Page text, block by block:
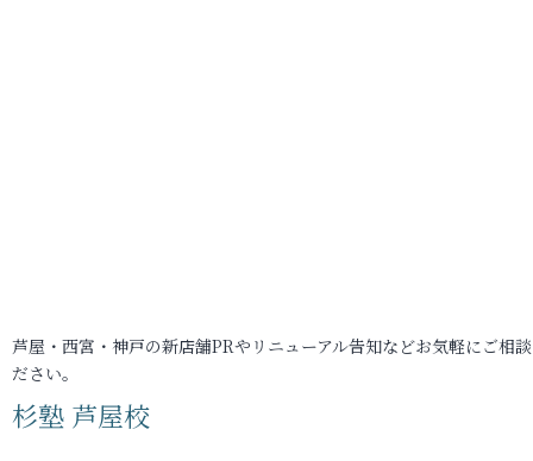
芦屋・西宮・神戸の新店舗PRやリニューアル告知などお気軽にご相
ださい。
杉塾 芦屋校